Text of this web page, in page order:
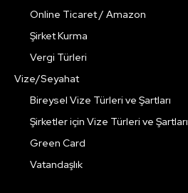
Online Ticaret / Amazon
Şirket Kurma
Vergi Türleri
Vize/Seyahat
Bireysel Vize Türleri ve Şartları
Şirketler için Vize Türleri ve Şartları
Green Card
Vatandaşlık